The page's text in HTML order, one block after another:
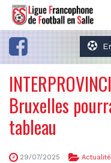
Bruxelles
tableau
29/07/2025